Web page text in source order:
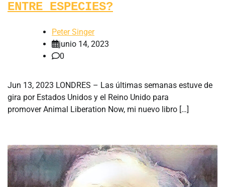
ENTRE ESPECIES?
Peter Singer
junio 14, 2023
0
Jun 13, 2023 LONDRES – Las últimas semanas estuve de
gira por Estados Unidos y el Reino Unido para
promover Animal Liberation Now, mi nuevo libro […]